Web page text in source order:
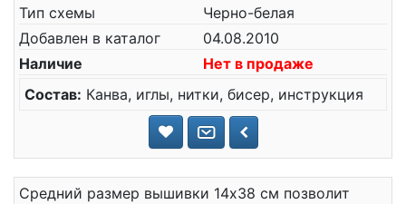
Тип схемы
Черно-белая
Добавлен в каталог
04.08.2010
Наличие
Нет в продаже
Состав: Канва, иглы, нитки, бисер, инструкция
Средний размер вышивки 14x38 см позволит